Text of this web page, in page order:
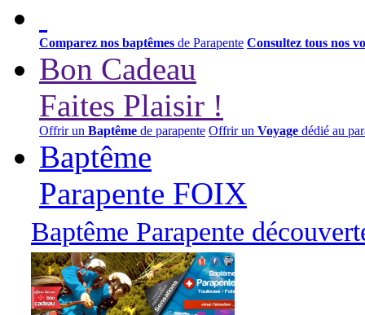
Comparez nos baptêmes de Parapente Consultez tous nos
Bon Cadeau
Faites Plaisir !
Offrir un Baptême de parapente Offrir un Voyage dédié au
Baptême
Parapente FOIX
Baptême Parapente